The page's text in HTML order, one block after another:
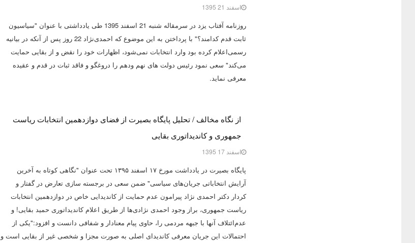
اسفند 21 1395
روزنامه آفتاب یزد در سرمقاله شنبه 21 اسفند 1395 طی یادداشتی با عنوان "سیاسیون
ثابت قدم کدامند؟" با پرداختن به این موضوع که احمدی‌نژاد 22 روز پس از آنکه در بیانیه‌
رسمی‌اعلام کرده بود وارد انتخابات نمی‌شود، اظهارات خود را نقض و از بقایی حمایت
می‌کند" سعی نمود رئیس دولت های نهم ودهم را دروغگو و فاقد ثبات در قدم و عقیده
معرفی نماید.
از نگاه مخالف / تحلیل پایگاه بصیرت از فضای دوازدهمین انتخابات ریاست
جمهوری و کاندیداتوری بقایی
اسفند 17 1395
پایگاه بصیرت در یادداشت مورخ ۱۷ اسفند ۱۳۹۵ تحت عنوان "نگاهی کوتاه به آخرین
آرایش انتخاباتی جریان‌های سیاسی" ضمن سعی در برجسته سازی تعارض در گفتار و
کردار دکتر احمدی نژاد پیرامون عدم حمایت از کاندیدایی خاص در دوازدهمین انتخابات
ریاست جمهوری، براز وجود احمدی نژادی‌ها از طریق اعلام کاندیداتوری حمید بقایی! و
عدم‌ائتلاف آنها با جبهه مردمی را، حاوی پیام‌ معنادار و شفافی دانست و افزود:"یکی از
احتمالات این جریان معرفی کاندیدای اصلی به صورت مجزا و شخصی غیر از بقایی است و